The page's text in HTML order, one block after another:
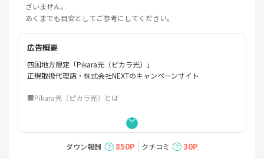
ざいません。
あくまでも目安としてご参考にしてください。
広告概要
四国地方限定「Pikara光（ピカラ光）」
正規取扱代理店・株式会社NEXTのキャンペーンサイト
■Pikara光（ピカラ光）とは
四国電力グループである株式会社STNetが提供する、四国電力管轄
内限定の光回線です。
四国電力とセット割もあり業界最安級の月額料金でずっとご利用
いただけます！
ダウン報酬 850P クチコミ 30P